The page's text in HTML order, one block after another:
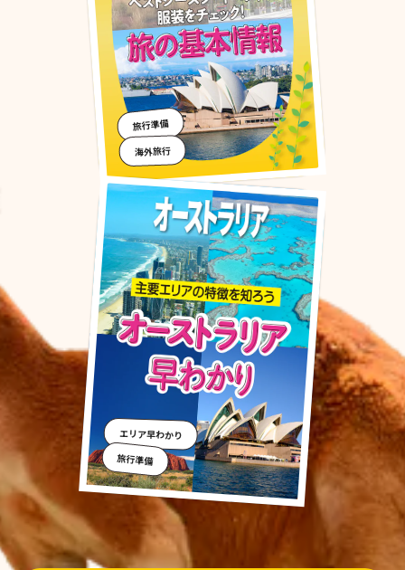
旅行準備
海外旅行
エリア早わかり
旅行準備